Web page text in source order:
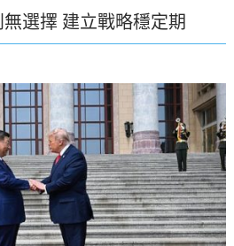
選擇 建立戰略穩定期